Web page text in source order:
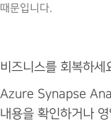
때문입니다.
비즈니스를 회복하세
Azure Synapse
내용을 확인하거나